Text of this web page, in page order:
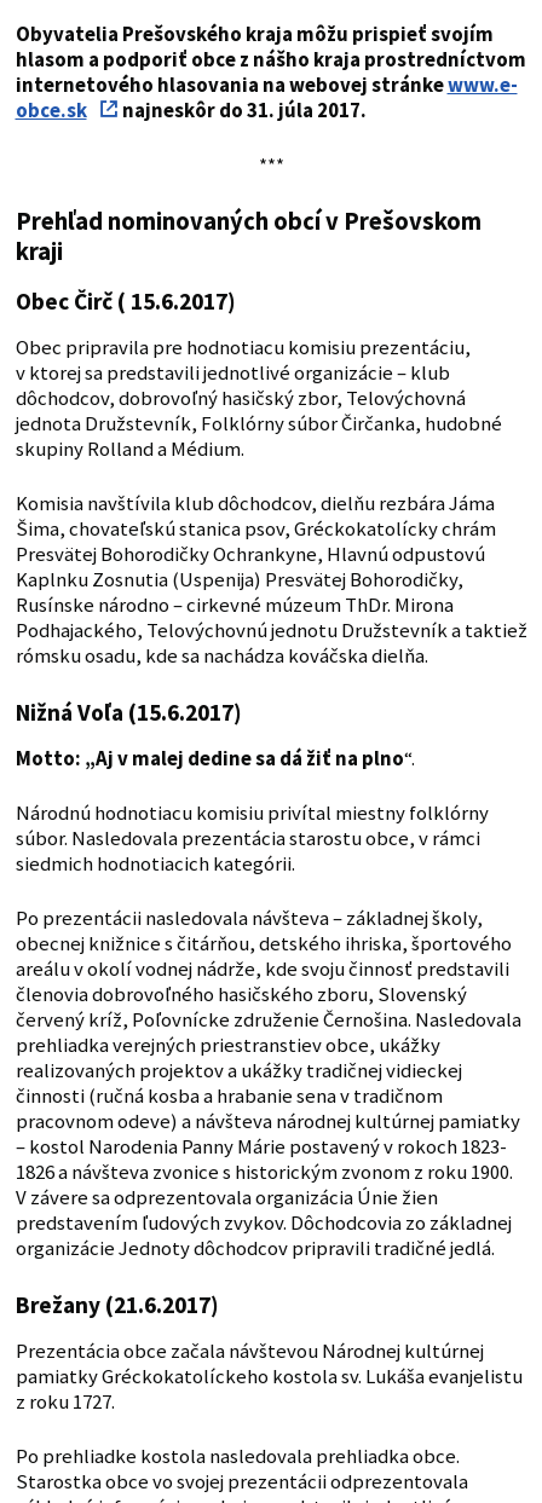
Obyvatelia Prešovského kraja môžu prispieť svojím
hlasom a podporiť obce z nášho kraja prostredníctvom
internetového hlasovania na webovej stránkewww.e-
obce.sk
najneskôr do 31. júla 2017.
***
Prehľad nominovaných obcí v Prešovskom
kraji
Obec Čirč ( 15.6.2017)
Obec pripravila pre hodnotiacu komisiu prezentáciu,
v ktorej sa predstavili jednotlivé organizácie – klub
dôchodcov, dobrovoľný hasičský zbor, Telovýchovná
jednota Družstevník, Folklórny súbor Čirčanka, hudobné
skupiny Rolland a Médium.
Komisia navštívila klub dôchodcov, dielňu rezbára Jáma
Šima, chovateľskú stanica psov, Gréckokatolícky chrám
Presvätej Bohorodičky Ochrankyne, Hlavnú odpustovú
Kaplnku Zosnutia (Uspenija) Presvätej Bohorodičky,
Rusínske národno – cirkevné múzeum ThDr. Mirona
Podhajackého, Telovýchovnú jednotu Družstevník a taktiež
rómsku osadu, kde sa nachádza kováčska dielňa.
Nižná Voľa (15.6.2017)
Motto: „Aj v malej dedine sa dá žiť na plno“.
Národnú hodnotiacu komisiu privítal miestny folklórny
súbor. Nasledovala prezentácia starostu obce, v rámci
siedmich hodnotiacich kategórii.
Po prezentácii nasledovala návšteva – základnej školy,
obecnej knižnice s čitárňou, detského ihriska, športového
areálu v okolí vodnej nádrže, kde svoju činnosť predstavili
členovia dobrovoľného hasičského zboru, Slovenský
červený kríž, Poľovnícke združenie Černošina. Nasledovala
prehliadka verejných priestranstiev obce, ukážky
realizovaných projektov a ukážky tradičnej vidieckej
činnosti (ručná kosba a hrabanie sena v tradičnom
pracovnom odeve) a návšteva národnej kultúrnej pamiatky
– kostol Narodenia Panny Márie postavený v rokoch 1823-
1826 a návšteva zvonice s historickým zvonom z roku 1900.
V závere sa odprezentovala organizácia Únie žien
predstavením ľudových zvykov. Dôchodcovia zo základnej
organizácie Jednoty dôchodcov pripravili tradičné jedlá.
Brežany (21.6.2017)
Prezentácia obce začala návštevou Národnej kultúrnej
pamiatky Gréckokatolíckeho kostola sv. Lukáša evanjelistu
z roku 1727.
Po prehliadke kostola nasledovala prehliadka obce.
Starostka obce vo svojej prezentácii odprezentovala